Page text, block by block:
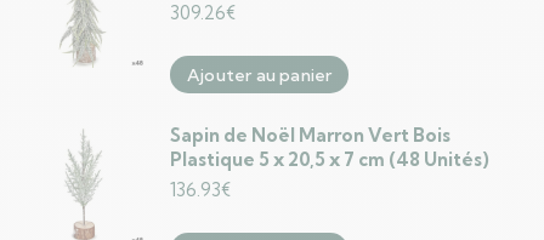
309.26€
Ajouter au panier
Sapin de Noël Marron Vert Bois
Plastique 5 x 20,5 x 7 cm (48 Unités)
136.93€